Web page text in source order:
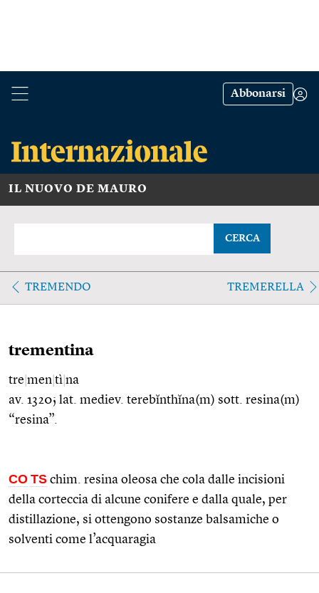
Abbonarsi
IL NUOVO DE MAURO
CERCA
TREMENDO TREMERELLA
trementina
tre men tì na
av. 1320; lat. mediev. terebĭnthĭna(m) sott. resina(m)
“resina”.
CO TS chim. resina oleosa che cola dalle incisioni
della corteccia di alcune conifere e dalla quale, per
distillazione, si ottengono sostanze balsamiche o
solventi come l’acquaragia